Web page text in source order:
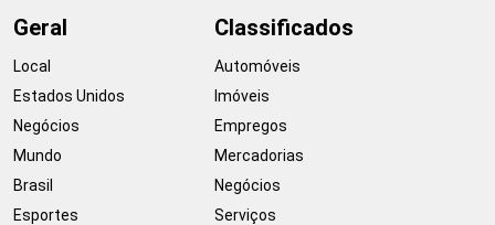
Geral
Local
Estados Unidos
Negócios
Mundo
Brasil
Esportes
Classificados
Automóveis
Imóveis
Empregos
Mercadorias
Negócios
Serviços